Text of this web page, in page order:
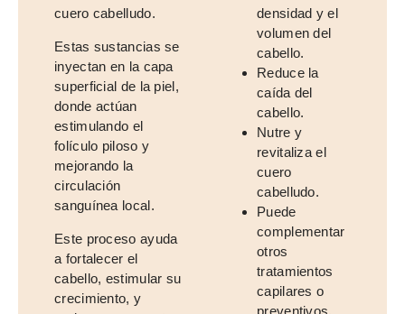
cuero cabelludo.
Estas sustancias se
inyectan en la capa
superficial de la piel,
donde actúan
estimulando el
folículo piloso y
mejorando la
circulación
sanguínea local.
Este proceso ayuda
a fortalecer el
cabello, estimular su
crecimiento, y
densidad y el
volumen del
cabello.
Reduce la
caída del
cabello.
Nutre y
revitaliza el
cuero
cabelludo.
Puede
complementar
otros
tratamientos
capilares o
preventivos.